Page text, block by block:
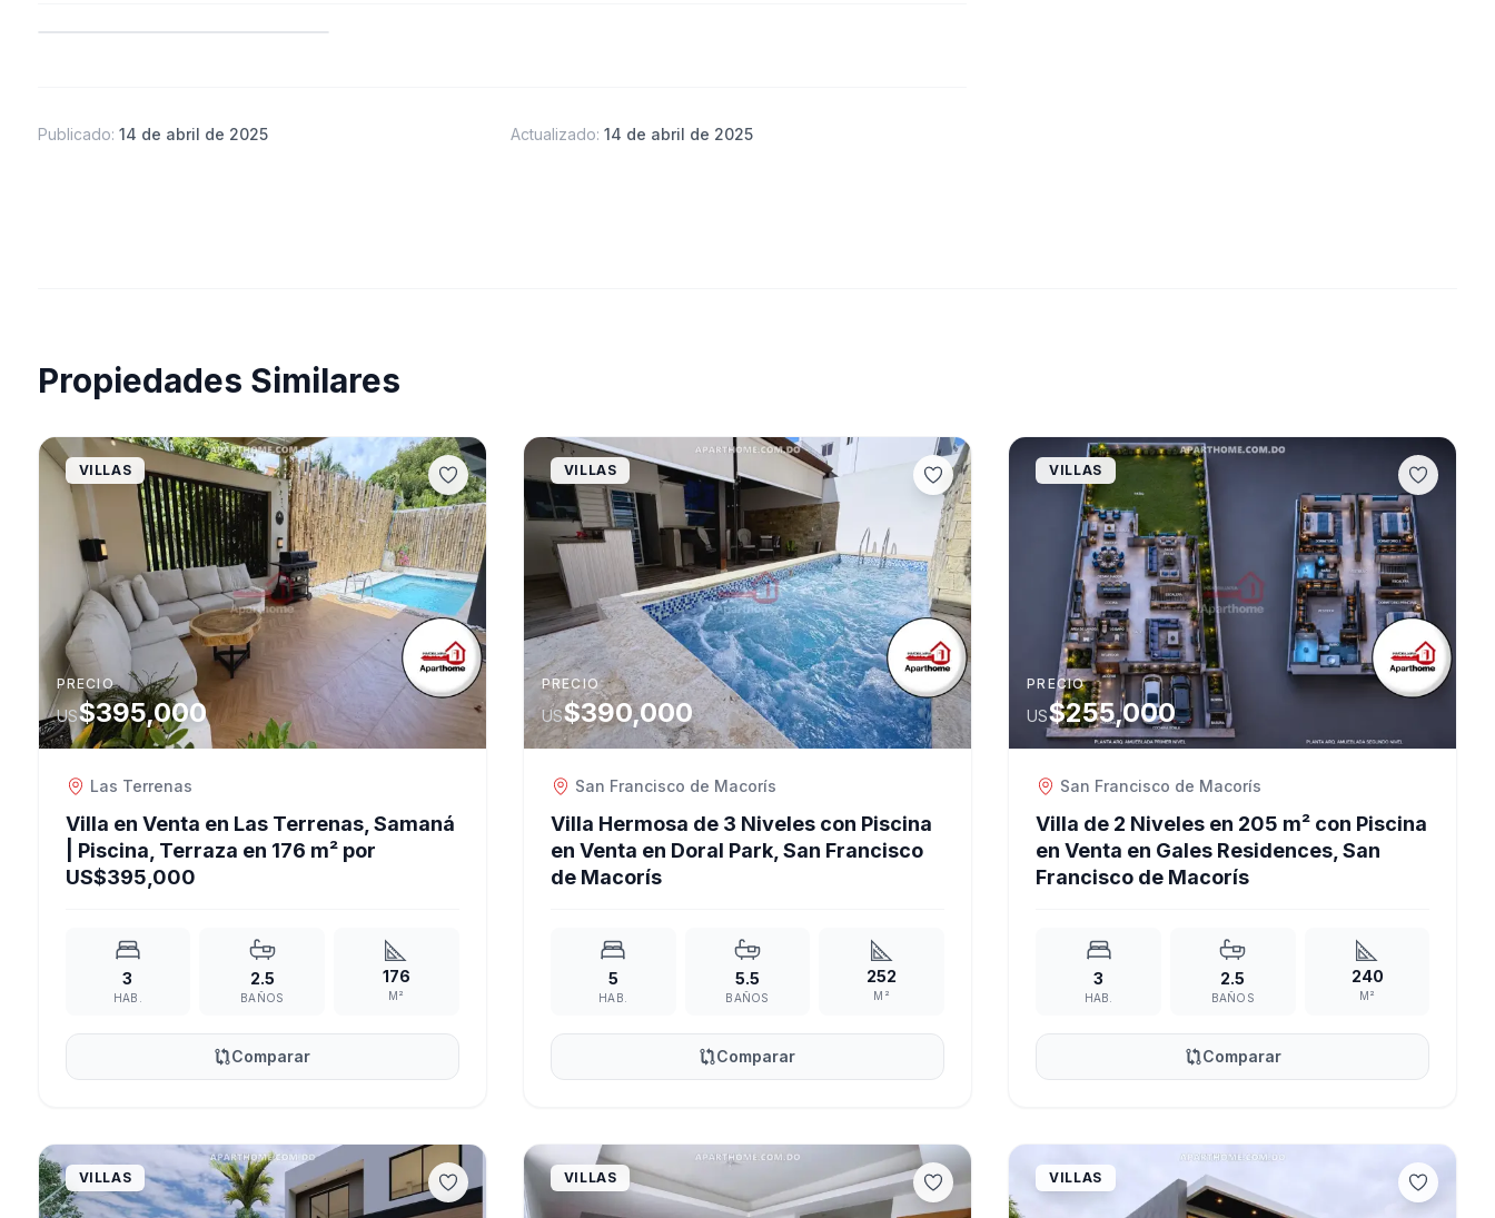
Publicado: 14 de abril de 2025 Actualizado:14 de abril de 2025
Propiedades Similares
VILLAS
PRECIO
US$395,000
Las Terrenas
Villa en Venta en Las Terrenas, Samaná
| Piscina, Terraza en 176 m² por
US$395,000
3
HAB.
2.5
BAÑOS
176
M²
Comparar
VILLAS
PRECIO
US$390,000
San Francisco de Macorís
Villa Hermosa de 3 Niveles con Piscina
en Venta en Doral Park, San Francisco
de Macorís
5
HAB.
5.5
BAÑOS
252
M²
Comparar
VILLAS
PRECIO
US$255,000
San Francisco de Macorís
Villa de 2 Niveles en 205 m² con Piscina
en Venta en Gales Residences, San
Francisco de Macorís
3
HAB.
2.5
BAÑOS
240
M²
Comparar
VILLAS VILLAS VILLAS